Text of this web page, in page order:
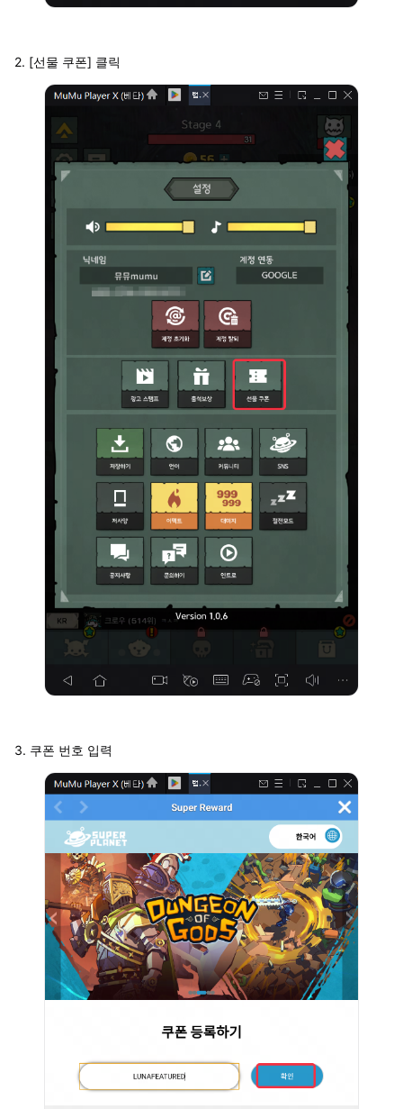
2. [선물 쿠폰] 클릭
3. 쿠폰 번호 입력